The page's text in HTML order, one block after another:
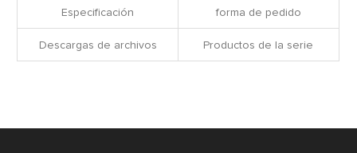
Especificación forma de pedido
Descargas de archivos Productos de la serie